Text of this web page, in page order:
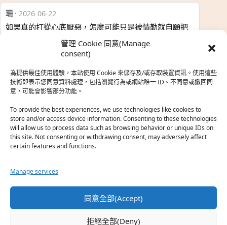
管理 Cookie 同意(Manage
consent)
為提供最佳使用體驗，本站使用 Cookie 來儲存及/或存取裝置資訊。使用這些
技術即表示您同意資料處理，包括瀏覽行為或網站唯一 ID。不同意或撤回同
意，可能會影響部分功能。
To provide the best experiences, we use technologies like cookies to
store and/or access device information. Consenting to these technologies
will allow us to process data such as browsing behavior or unique IDs on
this site. Not consenting or withdrawing consent, may adversely affect
certain features and functions.
Manage services
同意全部(Accept)
拒絕全部(Deny)
珊· 2026-06-22
如果真的打從心底厭惡，怎麼可能只是被情勒就自願把
熱帶魚·2026-06-22
之前看到網路上有人說灰二自私情勒大家陪他圓夢，但
真…
於『強風吹拂』
珊·2026-06-18
第…
於『白領羽球部』